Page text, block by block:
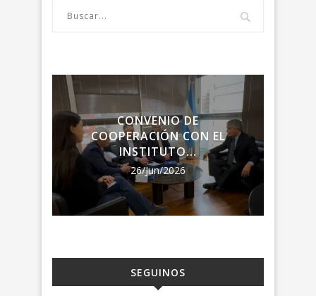
CONVENIO DE
COOPERACIÓN CON EL
INSTITUTO...
26/Jun/2026
SEGUINOS